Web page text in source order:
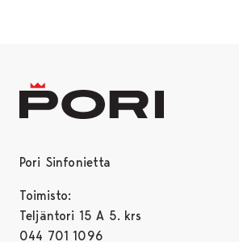
Pori Sinfonietta
Toimisto:
Teljäntori 15 A 5. krs
044 701 1096